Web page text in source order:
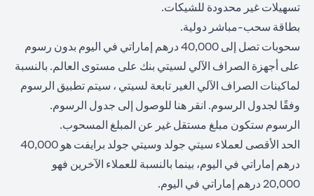
تسهيلات غير محدودة للشيكات.
بطاقة سحب-مباشر دولية.
سحوبات تصل إلى 40,000 درهم إماراتي في اليوم بدون رسوم
على أجهزة الصراف الآلي لسيتي بنك على مستوى العالم. بالنسبة
لماكينات الصراف الآلي الغير تابعة لسيتي ، سيتم تطبيق الرسوم
وفقًا لجدول الرسوم. انقر هنا opens in a new tab
للوصول إلى جدول الرسوم.
الرسوم ستكون مبلغ مستقل غير عن المبلغ المسحوب.
الحد الأقصى لعملاء سيتي جولد وسيتي جولد برايفت هو 40,000
درهم إماراتي في اليوم، بينما بالنسبة للعملاء الآخرين فهو
20,000 درهم إماراتي في اليوم.